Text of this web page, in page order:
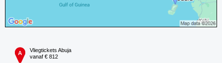
Vliegtickets Abuja
vanaf € 812